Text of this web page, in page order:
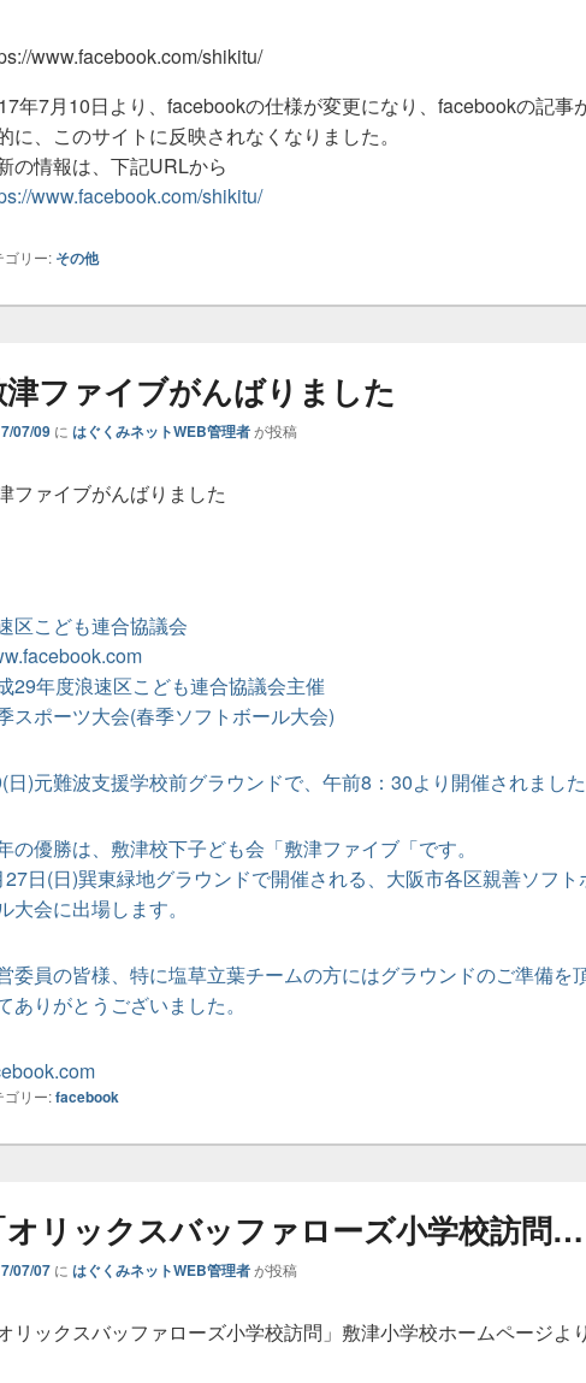
www.facebook.com/shikitu/
年7月10日より、facebookの仕様が変更になり、facebookの記事
に、このサイトに反映されなくなりました。
の情報は、下記URLから
www.facebook.com/shikitu/
ゴリー: その他
津ファイブがんばりました
07/09 に はぐくみネットWEB管理者が投稿
ファイブがんばりました
区こども連合協議会
29年度浪速区こども連合協議会主催
スポーツ大会(春季ソフトボール大会)
日)元難波支援学校前グラウンドで、午前8：30より開催されました
の優勝は、敷津校下子ども会「敷津ファイブ「です。
27日(日)巽東緑地グラウンドで開催される、大阪市各区親善ソフト
大会に出場します。
委員の皆様、特に塩草立葉チームの方にはグラウンドのご準備を
ありがとうございました。
ゴリー:facebook
オリックスバッファローズ小学校訪問…
07/07 に はぐくみネットWEB管理者が投稿
オリックスバッファローズ小学校訪問」敷津小学校ホームページより